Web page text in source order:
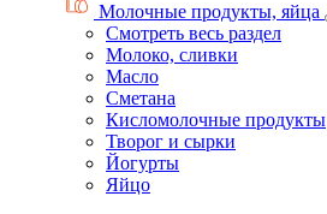
Молочные продукты, яйца
Смотреть весь раздел
Молоко, сливки
Масло
Сметана
Кисломолочные продукты
Творог и сырки
Йогурты
Яйцо